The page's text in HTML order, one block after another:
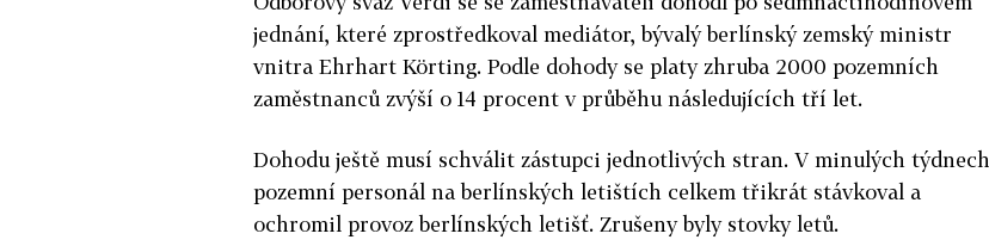
jednání, které zprostředkoval mediátor, bývalý berlínský zemský ministr
vnitra Ehrhart Körting. Podle dohody se platy zhruba 2000 pozemních
zaměstnanců zvýší o 14 procent v průběhu následujících tří let.
Dohodu ještě musí schválit zástupci jednotlivých stran. V minulých týdnech
pozemní personál na berlínských letištích celkem třikrát stávkoval a
ochromil provoz berlínských letišť. Zrušeny byly stovky letů.